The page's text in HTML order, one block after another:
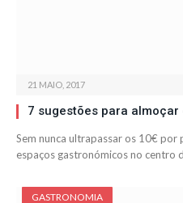
21 MAIO, 2017
7 sugestões para almoçar
Sem nunca ultrapassar os 10€ por
espaços gastronómicos no centro
GASTRONOMIA